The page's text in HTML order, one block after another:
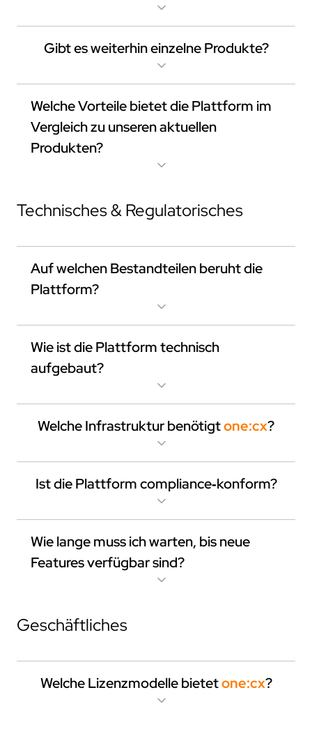
Gibt es weiterhin einzelne Produkte?
Welche Vorteile bietet die Plattform im
Vergleich zu unseren aktuellen
Produkten?
Technisches & Regulatorisches
Auf welchen Bestandteilen beruht die
Plattform?
flow.kit
ecu.testagent
data.appagent
Wie ist die Plattform technisch
aufgebaut?
Welche Infrastruktur benötigtone:cx?
Ist die Plattform compliance‑konform?
Wie lange muss ich warten, bis neue
Features verfügbar sind?
Geschäftliches
Welche Lizenzmodelle bietetone:cx?